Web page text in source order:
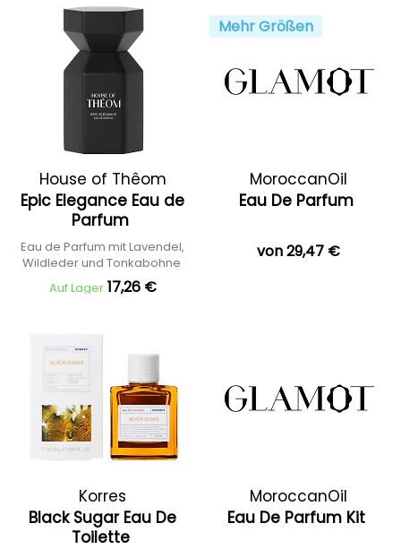
House of Thêom
Epic Elegance Eau de
Parfum
Eau de Parfum mit Lavendel,
Wildleder und Tonkabohne
Auf Lager 17,26 €
Mehr Größen
MoroccanOil
Eau De Parfum
von 29,47 €
Korres
Black Sugar Eau De
Toilette
MoroccanOil
Eau De Parfum Kit